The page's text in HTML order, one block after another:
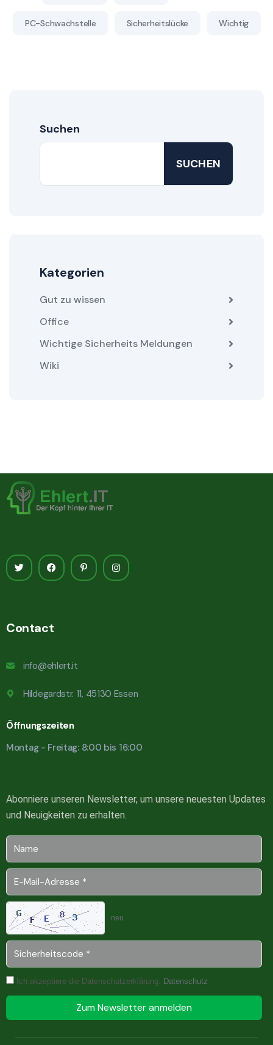
PC-Schwachstelle Sicherheitslücke Wichtig
Suchen
SUCHEN
Kategorien
Gut zu wissen
Office
Wichtige Sicherheits Meldungen
Wiki
Contact
info@ehlert.it
Hildegardstr. 11, 45130 Essen
Öffnungszeiten
Montag - Freitag: 8:00 bis 16:00
Abonniere unseren Newsletter, um unsere neuesten Updates
und Neuigkeiten zu erhalten.
neu
Ich akzeptiere die Datenschutzerklärung. Datenschutz
Zum Newsletter anmelden